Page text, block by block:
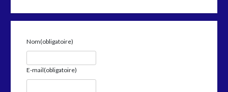
Nom(obligatoire)
E-mail(obligatoire)